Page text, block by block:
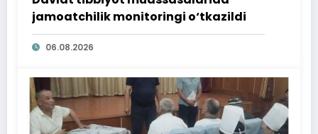
jamoatchilik monitoringi o‘tkazildi
06.08.2026